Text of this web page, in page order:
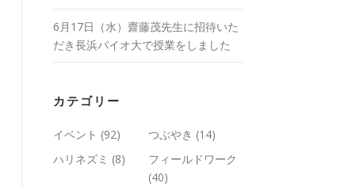
6月17日（水）齋藤茂先生に招待いた
だき長浜バイオ大で授業をしました
カテゴリー
イベント (92) つぶやき (14)
ハリネズミ (8)
フィールドワーク
(40)